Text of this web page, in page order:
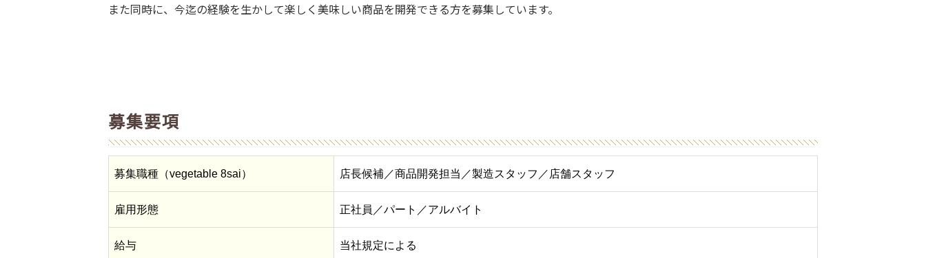
求人情報
お知らせ
また同時に、今迄の経験を生かして楽しく美味しい商品を開発できる方を募集しています。
募集要項
募集職種（vegetable 8sai） 店長候補／商品開発担当／製造スタッフ／店舗スタッフ
雇用形態 正社員／パート／アルバイト
給与 当社規定による